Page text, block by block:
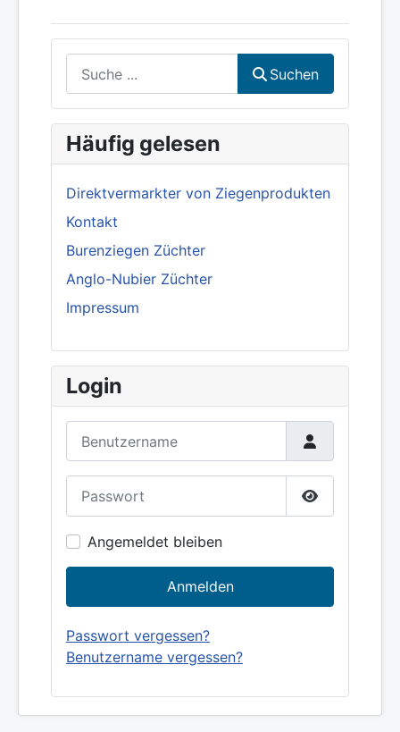
Suchen
Häufig gelesen
Direktvermarkter von Ziegenprodukten
Kontakt
Burenziegen Züchter
Anglo-Nubier Züchter
Impressum
Login
Show
Angemeldet bleiben
Anmelden
Passwort vergessen?
Benutzername vergessen?